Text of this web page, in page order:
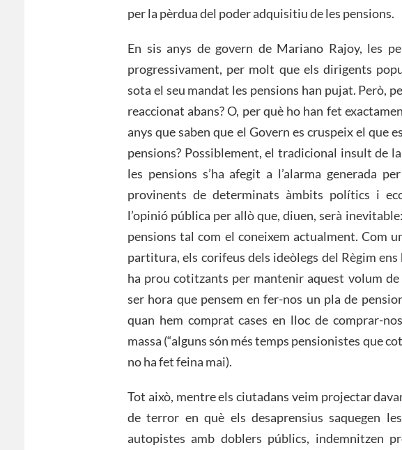
per la pèrdua del poder adquisitiu de les pensions.
En sis anys de govern de Mariano Rajoy, les
progressivament, per molt que els dirigents
sota el seu mandat les pensions han pujat. Però,
reaccionat abans? O, per què ho han fet
anys que saben que el Govern es cruspeix el que
pensions? Possiblement, el tradicional insult de
les pensions s’ha afegit a l’alarma generada
provinents de determinats àmbits polítics i
l’opinió pública per allò que, diuen, serà
pensions tal com el coneixem actualment. Com
partitura, els corifeus dels ideòlegs del Règim
ha prou cotitzants per mantenir aquest volum de
ser hora que pensem en fer-nos un pla de
quan hem comprat cases en lloc de comprar-
massa (“alguns són més temps pensionistes que
no ha fet feina mai).
Tot això, mentre els ciutadans veim projectar
de terror en què els desaprensius saquegen
autopistes amb doblers públics, indemnitzen